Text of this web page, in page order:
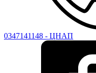
0347141148 - ЦНАП